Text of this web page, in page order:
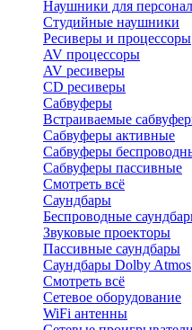
Наушники для
Студийные наушники
Ресиверы и процессоры
AV процессоры
AV ресиверы
CD ресиверы
Сабвуферы
Встраиваемые
Сабвуферы активные
Сабвуферы
Сабвуферы пассивные
Смотреть всё
Саундбары
Беспроводные
Звуковые проекторы
Пассивные саундбары
Саундбары Dolby Atmos
Смотреть всё
Сетевое оборудование
WiFi антенны